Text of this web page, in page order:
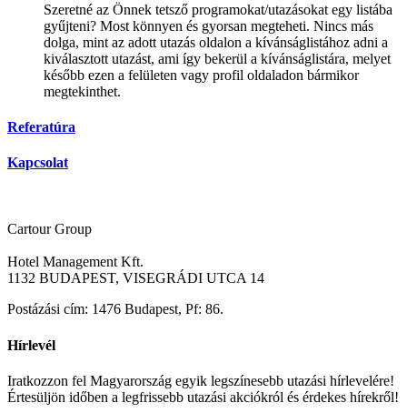
Szeretné az Önnek tetsző programokat/utazásokat egy listába
gyűjteni? Most könnyen és gyorsan megteheti. Nincs más
dolga, mint az adott utazás oldalon a kívánságlistához adni a
kiválasztott utazást, ami így bekerül a kívánságlistára, melyet
később ezen a felületen vagy profil oldaladon bármikor
megtekinthet.
Referatúra
Kapcsolat
Cartour Group
Hotel Management Kft.
1132 BUDAPEST, VISEGRÁDI UTCA 14
Postázási cím: 1476 Budapest, Pf: 86.
Hírlevél
Iratkozzon fel Magyarország egyik legszínesebb utazási hírlevelére!
Értesüljön időben a legfrissebb utazási akciókról és érdekes hírekről!